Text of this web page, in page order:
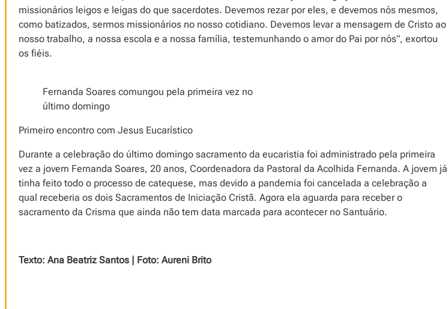
missionários leigos e leigas do que sacerdotes. Devemos rezar por eles, e devemos nós mesmos,
como batizados, sermos missionários no nosso cotidiano. Devemos levar a mensagem de Cristo ao
nosso trabalho, a nossa escola e a nossa família, testemunhando o amor do Pai por nós”, exortou
os fiéis.
Fernanda Soares comungou pela primeira vez no
último domingo
Primeiro encontro com Jesus Eucarístico
Durante a celebração do último domingo sacramento da eucaristia foi administrado pela primeira
vez a jovem Fernanda Soares, 20 anos, Coordenadora da Pastoral da Acolhida Fernanda. A jovem já
tinha feito todo o processo de catequese, mas devido a pandemia foi cancelada a celebração a
qual receberia os dois Sacramentos de Iniciação Cristã. Agora ela aguarda para receber o
sacramento da Crisma que ainda não tem data marcada para acontecer no Santuário.
Texto: Ana Beatriz Santos | Foto: Aureni Brito